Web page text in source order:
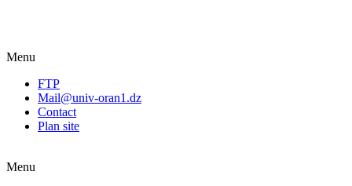
Menu
FTP
Mail@univ-oran1.dz
Contact
Plan site
Menu